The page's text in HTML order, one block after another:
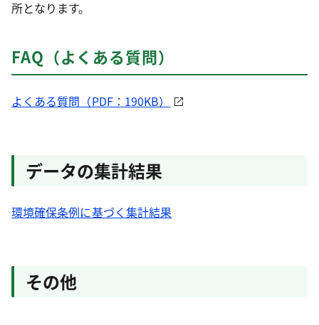
所となります。
FAQ（よくある質問）
よくある質問（PDF：190KB）
データの集計結果
環境確保条例に基づく集計結果
その他